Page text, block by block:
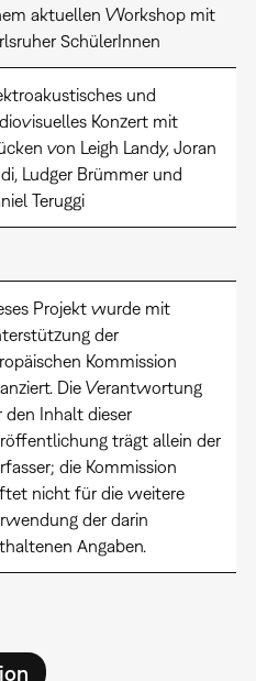
aktuellen Workshop mit
SchülerInnen
und
Konzert mit
von Leigh Landy, Joran
Ludger Brümmer und
Teruggi
Projekt wurde mit
der
Kommission
Die Verantwortung
den Inhalt dieser
trägt allein der
die Kommission
nicht für die weitere
der darin
Angaben.